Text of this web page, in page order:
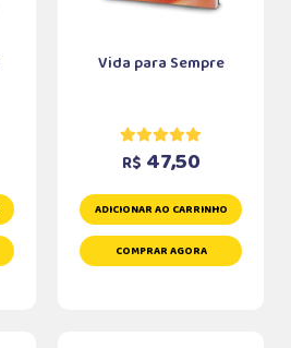
Vida para Sempre
R$ 47,50
ADICIONAR AO CARRINHO
COMPRAR AGORA